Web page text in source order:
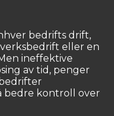
bedrifts drift,
eller en
ineffektive
av tid, penger
bedre kontroll over